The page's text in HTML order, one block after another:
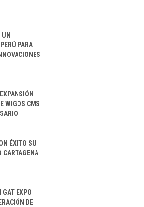
UN
PARA
WIGOS CMS
ÉXITO SU
CARTAGENA
GAT EXPO
DE